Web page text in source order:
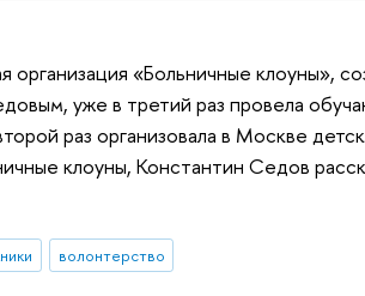
организация «Больничные клоуны»,
уже в третий раз провела
раз организовала в Москве
клоуны, Константин Седов
волонтерство